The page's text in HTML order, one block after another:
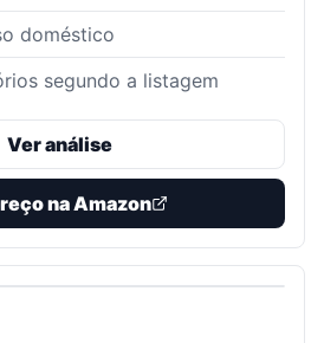
doméstico
segundo a listagem
Ver análise
na Amazon